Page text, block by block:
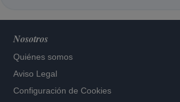
Nosotros
Quiénes somos
Aviso Legal
Configuración de Cookies